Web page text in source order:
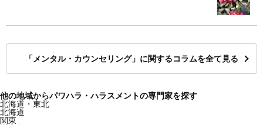
「メンタル・カウンセリング」に関するコラムを全て見る
他の地域からパワハラ・ハラスメントの専門家を探す
北海道・東北
北海道
関東